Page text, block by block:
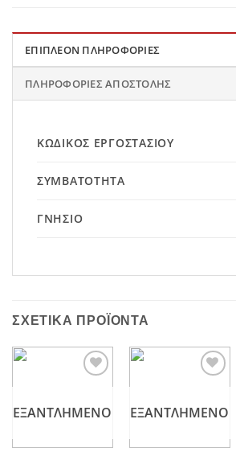
ΕΠΙΠΛΈΟΝ ΠΛΗΡΟΦΟΡΊΕΣ
ΠΛΗΡΟΦΟΡΊΕΣ ΑΠΟΣΤΟΛΉΣ
ΚΩΔΙΚΌΣ ΕΡΓΟΣΤΑΣΊΟΥ
ΣΥΜΒΑΤΌΤΗΤΑ
ΓΝΉΣΙΟ
ΣΧΕΤΙΚΆ ΠΡΟΪΌΝΤΑ
ΕΞΑΝΤΛΗΜΈΝΟ ΕΞΑΝΤΛΗΜΈΝΟ